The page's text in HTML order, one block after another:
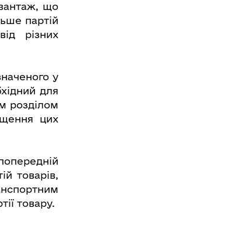
що
партій
різних
у
для
розділом
цих
товарів,
товару.